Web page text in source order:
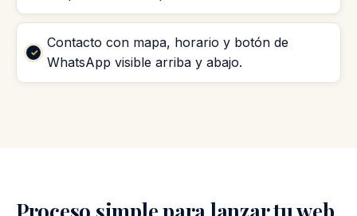
Contacto con mapa, horario y botón de
WhatsApp visible arriba y abajo.